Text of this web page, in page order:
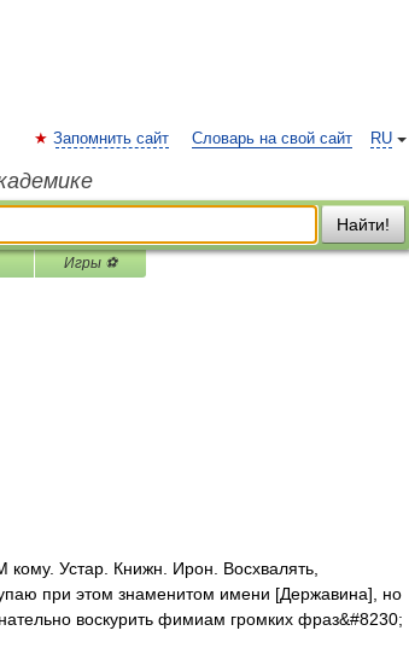
RU
Запомнить сайт Словарь на свой сайт
Найти!
Игры ⚽
Устар. Книжн. Ирон. Восхвалять,
при этом знаменитом имени [Державина], но
воскурить фимиам громких фраз&#8230;